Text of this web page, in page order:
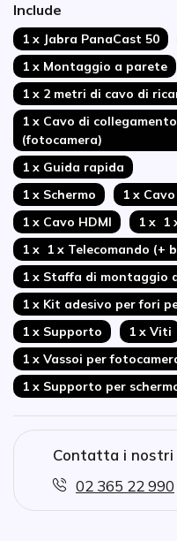
Include
1 x Jabra PanaCast 50
1 x Montaggio a parete
1 x 2 metri di cavo di
1 x Cavo di
(fotocamera)
1 x Guida rapida
1 x Schermo
1 x
1 x Cavo HDMI
1 x 1
1 x 1 x Telecomando (+
1 x Staffa di montaggio
1 x Kit adesivo per fori
1 x Supporto
1 x Viti
1 x Vassoi per
1 x Supporto per
Contatta i
02 365 22 990